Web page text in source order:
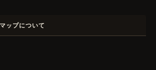
ップについて